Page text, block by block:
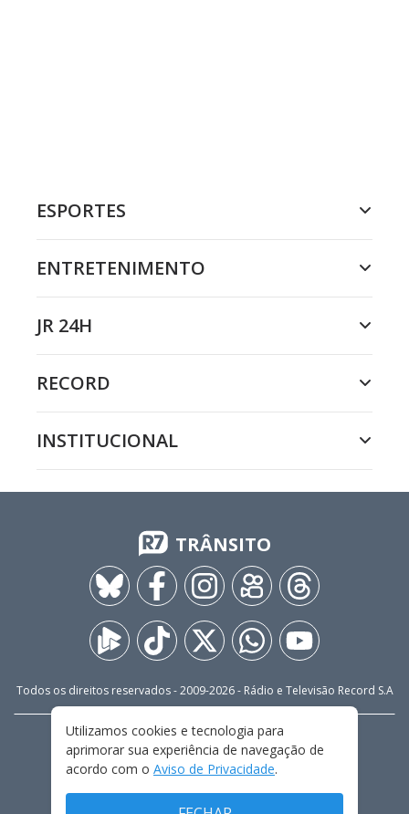
ESPORTES
ENTRETENIMENTO
JR 24H
RECORD
INSTITUCIONAL
TRÂNSITO
Todos os direitos reservados - 2009-2026- Rádio e Televisão Record S.A
FALE CONOSCO
PRIVACIDADE
TERMOS E CONDIÇÕES DE USO
Utilizamos cookies e tecnologia para
aprimorar sua experiência de navegação de
acordo com o Aviso de Privacidade.